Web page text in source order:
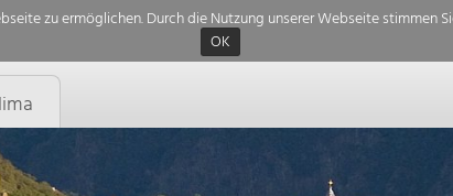
zu ermöglichen. Durch die Nutzung unserer Webseite stimmen
OK